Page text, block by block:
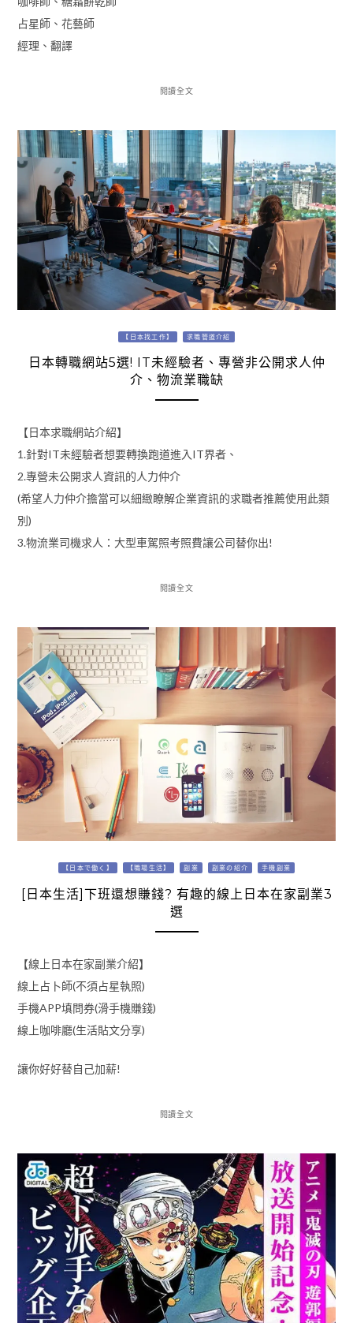
占星師、花藝師
經理、翻譯
閱讀全文
【日本找工作】 求職管道介紹
日本轉職網站5選! IT未經驗者、專營非公開求人仲
介、物流業職缺
【日本求職網站介紹】
1.針對IT未經驗者想要轉換跑道進入IT界者、
2.專營未公開求人資訊的人力仲介
(希望人力仲介擔當可以細緻瞭解企業資訊的求職者推薦使用此類
別)
3.物流業司機求人：大型車駕照考照費讓公司替你出!
閱讀全文
【日本で働く】 【職場生活】 副業 副業の紹介 手機副業
[日本生活]下班還想賺錢? 有趣的線上日本在家副業3
選
【線上日本在家副業介紹】
線上占卜師(不須占星執照)
手機APP填問券(滑手機賺錢)
線上咖啡廳(生活貼文分享)
讓你好好替自己加薪!
閱讀全文